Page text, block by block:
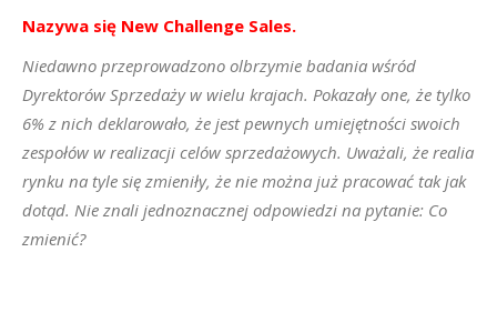
Nazywa się New Challenge Sales.
Niedawno przeprowadzono olbrzymie badania wśród
Dyrektorów Sprzedaży w wielu krajach. Pokazały one, że tylko
6% z nich deklarowało, że jest pewnych umiejętności swoich
zespołów w realizacji celów sprzedażowych. Uważali, że realia
rynku na tyle się zmieniły, że nie można już pracować tak jak
dotąd. Nie znali jednoznacznej odpowiedzi na pytanie: Co
zmienić?